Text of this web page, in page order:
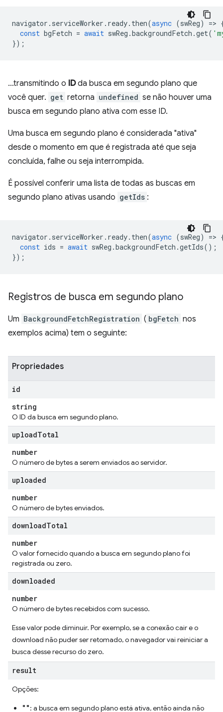
navigator . serviceWorker . ready. then(async (swReg) =>
const bgFetch = await swReg .backgroundFetch .get(
});
…transmitindo o IDda busca em segundo plano que
você quer. get retorna undefined se não houver uma
busca em segundo plano ativa com esse ID.
Uma busca em segundo plano é considerada "ativa"
desde o momento em que é registrada até que seja
concluída, falhe ou seja interrompida.
É possível conferir uma lista de todas as buscas em
segundo plano ativas usando getIds :
navigator . serviceWorker . ready. then(async (swReg) =>
const ids = await swReg .backgroundFetch .getIds();
});
Registros de busca em segundo plano
Um BackgroundFetchRegistration ( bgFetch nos
exemplos acima) tem o seguinte:
Propriedades
id
string
O ID da busca em segundo plano.
uploadTotal
number
O número de bytes a serem enviados ao servidor.
uploaded
number
O número de bytes enviados.
downloadTotal
number
O valor fornecido quando a busca em segundo plano foi
registrada ou zero.
downloaded
number
O número de bytes recebidos com sucesso.
Esse valor pode diminuir. Por exemplo, se a conexão cair e o
download não puder ser retomado, o navegador vai reiniciar a
busca desse recurso do zero.
result
Opções:
"": a busca em segundo plano está ativa, então ainda não